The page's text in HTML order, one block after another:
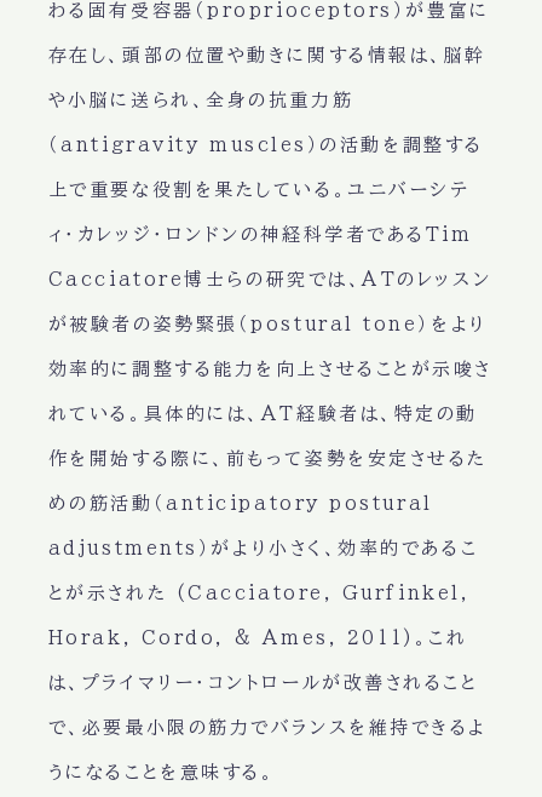
わる固有受容器（proprioceptors）が豊富に
存在し、頭部の位置や動きに関する情報は、脳幹
や小脳に送られ、全身の抗重力筋
（antigravity muscles）の活動を調整する
上で重要な役割を果たしている。ユニバーシテ
ィ・カレッジ・ロンドンの神経科学者であるTim
Cacciatore博士らの研究では、ATのレッスン
が被験者の姿勢緊張（postural tone）をより
効率的に調整する能力を向上させることが示唆さ
れている。具体的には、AT経験者は、特定の動
作を開始する際に、前もって姿勢を安定させるた
めの筋活動（anticipatory postural
adjustments）がより小さく、効率的であるこ
とが示された (Cacciatore, Gurfinkel,
Horak, Cordo, & Ames, 2011)。これ
は、プライマリー・コントロールが改善されること
で、必要最小限の筋力でバランスを維持できるよ
うになることを意味する。